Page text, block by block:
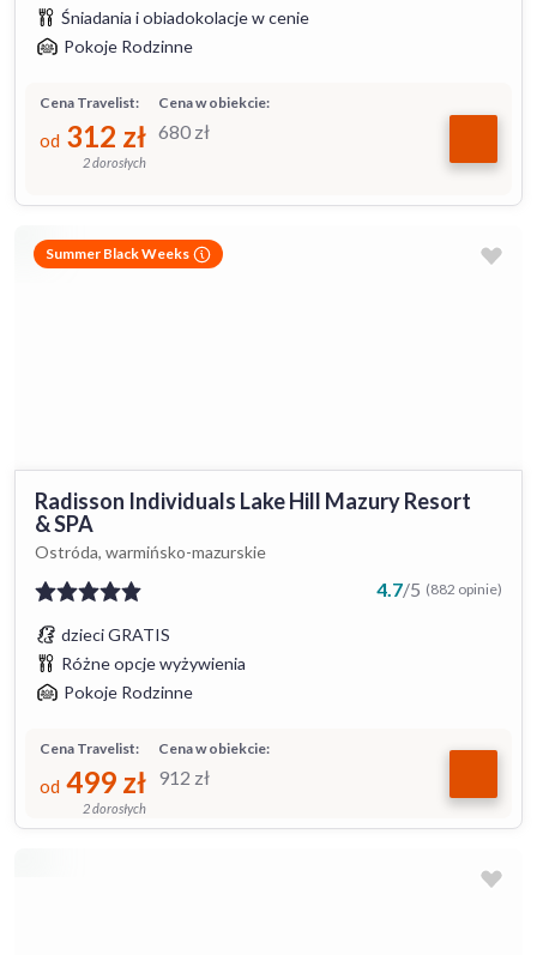
Śniadania i obiadokolacje w cenie
Pokoje Rodzinne
Cena w obiekcie:
680 zł
Cena Travelist:
od 312 zł
2 dorosłych
Summer Black Weeks
Radisson Individuals Lake Hill Mazury Resort
& SPA
Ostróda, warmińsko-mazurskie
4.7/5 (882 opinie)
dzieci GRATIS
Różne opcje wyżywienia
Pokoje Rodzinne
Cena w obiekcie:
912 zł
Cena Travelist:
od 499 zł
2 dorosłych